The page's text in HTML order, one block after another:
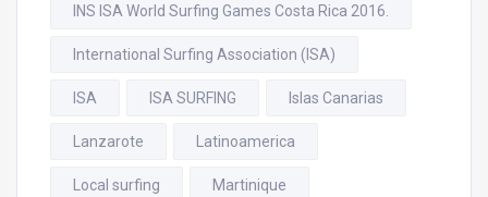
INS ISA World Surfing Games Costa Rica 2016.
International Surfing Association (ISA)
ISA ISA SURFING Islas Canarias
Lanzarote Latinoamerica
Local surfing Martinique